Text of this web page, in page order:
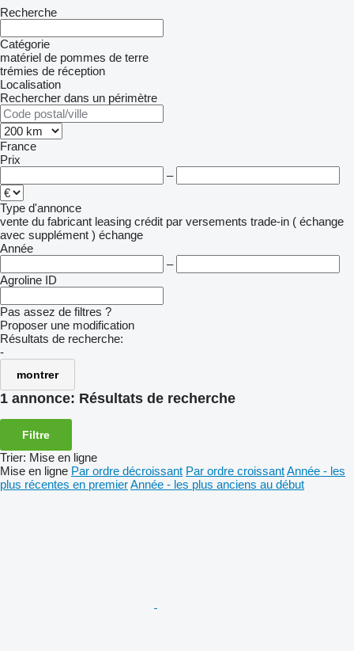
Recherche
Catégorie
matériel de pommes de terre
trémies de réception
Localisation
Rechercher dans un périmètre
France
Prix
–
Type d'annonce
vente du fabricant leasing crédit par versements trade-in ( échange
avec supplément ) échange
Année
–
Agroline ID
Pas assez de filtres ?
Proposer une modification
Résultats de recherche:
-
montrer
1 annonce: Résultats de recherche
Filtre
Trier: Mise en ligne
Mise en ligne Par ordre décroissant Par ordre croissantAnnée - les
plus récentes en premierAnnée - les plus anciens au début